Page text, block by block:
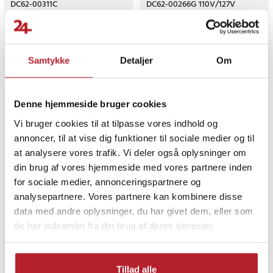
Samtykke Detaljer Om
Denne hjemmeside bruger cookies
Vi bruger cookies til at tilpasse vores indhold og
annoncer, til at vise dig funktioner til sociale medier og til
at analysere vores trafik. Vi deler også oplysninger om
din brug af vores hjemmeside med vores partnere inden
for sociale medier, annonceringspartnere og
analysepartnere. Vores partnere kan kombinere disse
data med andre oplysninger, du har givet dem, eller som
de har indsamlet fra din brug af deres tjenester.
Tillad alle
DC62-00311C
Nuværende pris
pris:
39 kr.
Køb
DC62-00266G 110V/127V
:49 kr.Tidligere
-56%
Indløbsventil til Samsung
-
Indløbsventil til Samsung
vaskemaskine - erstatter